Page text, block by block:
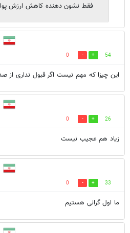
فقط نشون دهنده کاهش ارزش
54
0
این چیزا که مهم نیست اگر قبول نداری از
26
0
زیاد هم عجیب نیست
33
0
ما اول گرانی هستیم